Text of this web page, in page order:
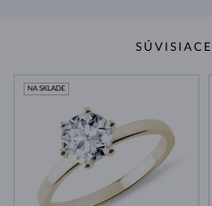
SÚVISIACE
NA SKLADE